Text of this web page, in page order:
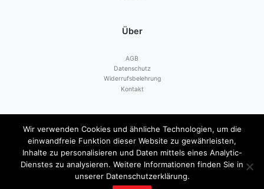
Über
AGB
Datenschutz
Widerrufsbelehrung
Kontakt
Zahlen mit
Wir verwenden Cookies und ähnliche Technologien, um die
einwandfreie Funktion dieser Website zu gewährleisten,
Inhalte zu personalisieren und Daten mittels eines Analytic-
Dienstes zu analysieren. Weitere Informationen finden Sie in
unserer Datenschutzerklärung.